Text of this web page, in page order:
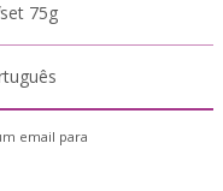
75g
email para